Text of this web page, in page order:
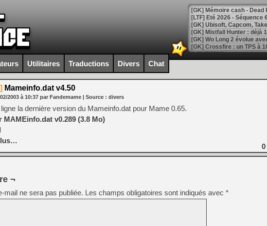
[LTF] Eté 2026 - Séquence
[GK] Mistfall Hunter : déjà
[GK] Wo Long 2 évolue
[GK] Crossfire : un TPS à
[LS] [PS5] Premiers
[Mo5] DOOM arrive en
[GK] Bethesda fête les 30
[GK] Roblox : l'action en
[GK] Agenda - GeForce
[GK] Devolver Digital en a
[LS] [PS5] ps5-y2jb-
[GK] Pourquoi Marvel
[GK] Test : Restory : Chill
[GK] GTA 6 : Rockstar
[GK] Hot Wheels Infinite
[GK] Mémoire cash -
[GK] Résultats Nintendo :
Utilitaires Traductions Divers Chat
Mameinfo.dat v4.50
2003 à 10:37 par Fandemame | Source : divers
la dernière version du Mameinfo.dat pour Mame 0.65.
MAMEinfo.dat v0.289 (3.8 Mo)
0
¬
mail ne sera pas publiée. Les champs obligatoires sont indiqués avec *